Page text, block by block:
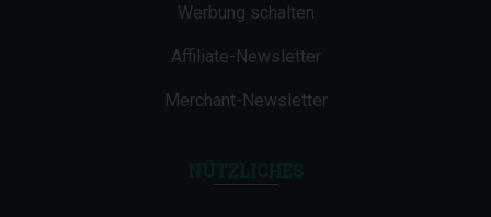
Werbung schalten
Affiliate-Newsletter
Merchant-Newsletter